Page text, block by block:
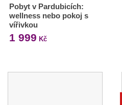
Pobyt v Pardubicích:
wellness nebo pokoj s
vířivkou
1 999 Kč